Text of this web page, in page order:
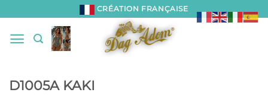
au
contenu
CRÉATION FRANÇAISE
D1005A KAKI